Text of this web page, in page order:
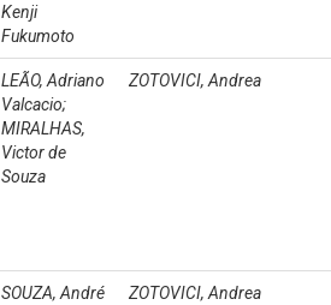
Kenji
Fukumoto
LEÃO, Adriano
Valcacio;
MIRALHAS,
Victor de
Souza
ZOTOVICI, Andrea
SOUZA, André
ZOTOVICI, Andrea